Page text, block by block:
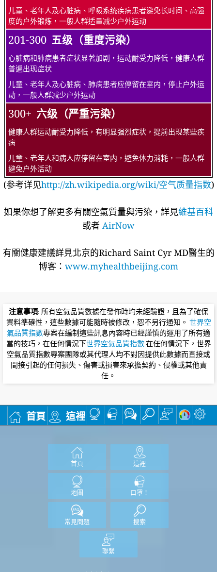
儿童、老年人及心脏病、呼吸系统疾病患者避免长时间、高强
度的户外锻炼，一般人群适量减少户外运动
201-300 五级（重度污染）
心脏病和肺病患者症状显著加剧，运动耐受力降低，健康人群
普遍出现症状
儿童、老年人及心脏病、肺病患者应停留在室内，停止户外运
动，一般人群减少户外运动
300+ 六级（严重污染）
健康人群运动耐受力降低，有明显强烈症状，提前出现某些疾
病
儿童、老年人和病人应停留在室内，避免体力消耗，一般人群
避免户外活动
(参考详见http://zh.wikipedia.org/wiki/空气质量指数)
如果你想了解更多有關空氣質量與污染，詳見維基百科
或者 AirNow
有關健康建議詳​​見北京的Richard Saint Cyr MD醫生的
博客： www.myhealthbeijing.com
注意事項: 所有空氣品質數據在發佈時均未經驗證，且為了確保
資料準確性，這些數據可能隨時被修改，恕不另行通知。 世界空
氣品質指數專案在編制這些訊息內容時已經謹慎的運用了所有適
當的技巧，在任何情況下世界空氣品質指數在任何情況下，世界
空氣品質指數專案團隊或其代理人均不對因提供此數據而直接或
間接引起的任何損失、傷害或損害來承擔契約、侵權或其他責
任。
首頁 這裡
首頁 這裡
地圖 口罩！
常見問題 搜索
聯繫